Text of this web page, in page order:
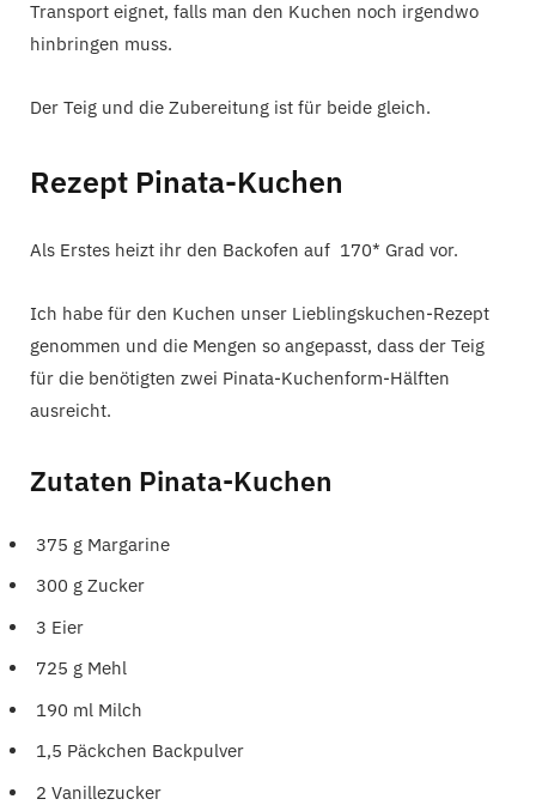
Transport eignet, falls man den Kuchen noch irgendwo
hinbringen muss.
Der Teig und die Zubereitung ist für beide gleich.
Rezept Pinata-Kuchen
Als Erstes heizt ihr den Backofen auf 170* Grad vor.
Ich habe für den Kuchen unser Lieblingskuchen-Rezept
genommen und die Mengen so angepasst, dass der Teig
für die benötigten zwei Pinata-Kuchenform-Hälften
ausreicht.
Zutaten Pinata-Kuchen
375 g Margarine
300 g Zucker
3 Eier
725 g Mehl
190 ml Milch
1,5 Päckchen Backpulver
2 Vanillezucker